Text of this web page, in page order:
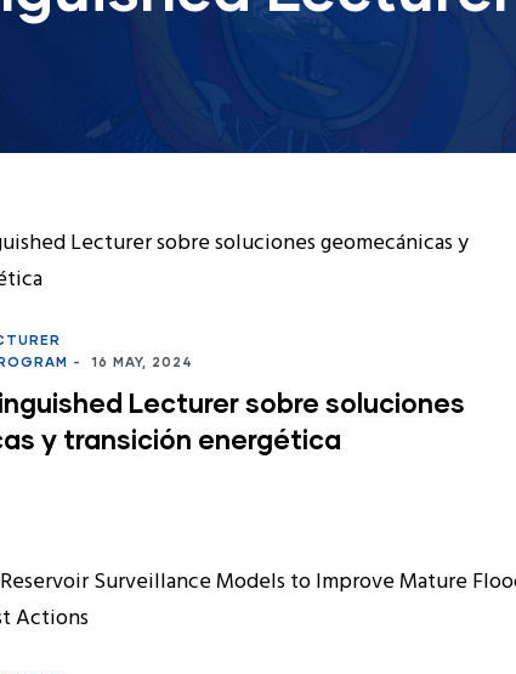
- 16 MAY, 2024
Lecturer sobre soluciones
y transición energética